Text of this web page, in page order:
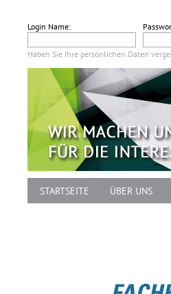
Login Name:
Haben Sie Ihre persönlichen Daten
STARTSEITE ÜBER UNS